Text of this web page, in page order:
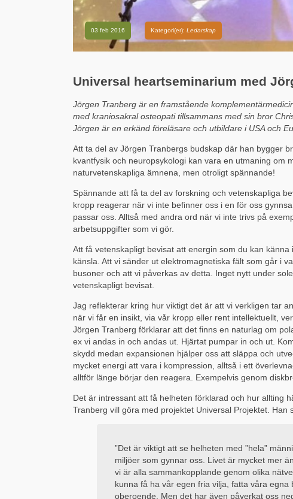
03 feb 2016 Kategori(er): Ledarskap
Universal heartseminarium med
Jörgen Tranberg är en framstående
med kraniosakral osteopati tillsammans med sin bror
Jörgen är en erkänd föreläsare och utbildare i USA och
Att ta del av Jörgen Tranbergs budskap där han bygger
kvantfysik och neuropsykologi kan vara en utmaning om
naturvetenskapliga ämnena, men otroligt spännande!
Spännande att få ta del av forskning och vetenskapliga
kropp reagerar när vi inte befinner oss i en för oss
passar oss. Alltså med andra ord när vi inte trivs på
arbetsuppgifter som vi gör.
Att få vetenskapligt bevisat att energin som du kan
känsla. Att vi sänder ut elektromagnetiska fält som går i
busoner och att vi påverkas av detta. Inget nytt under
vetenskapligt bevisat.
Jag reflekterar kring hur viktigt det är att vi verkligen tar
när vi får en insikt, via vår kropp eller rent intellektuellt,
Jörgen Tranberg förklarar att det finns en naturlag om
ex vi andas in och andas ut. Hjärtat pumpar in och ut.
skydd medan expansionen hjälper oss att släppa och
mycket energi att vara i kompression, alltså i ett
alltför länge börjar den reagera. Exempelvis genom
Det är intressant att få helheten förklarad och hur allting
Tranberg vill göra med projektet Universal Projektet. Han
”Det är viktigt att se helheten med ”hela”
miljöer som gynnar oss. Livet är mycket mer
vi är alla sammankopplande genom olika
kunna få ha vår egen fria vilja, fatta våra egna
oberoende. Men det har även påverkat oss